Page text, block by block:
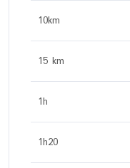
10km
15 km
1h
1h20